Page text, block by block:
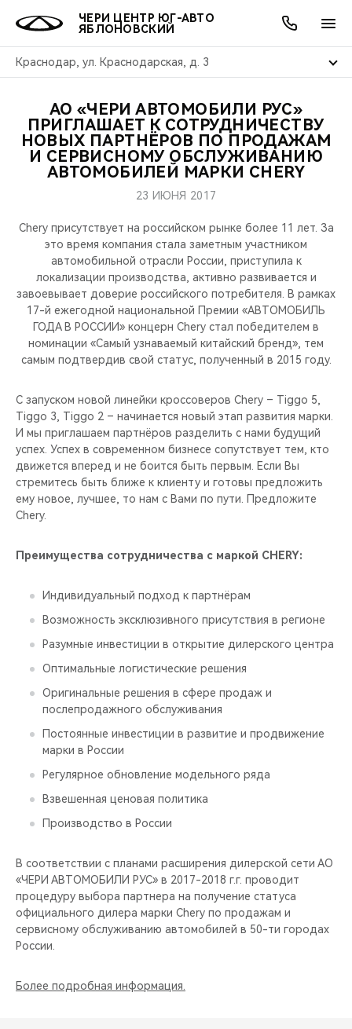
ЧЕРИ ЦЕНТР ЮГ-АВТО
ЯБЛОНОВСКИЙ
Краснодар, ул. Краснодарская, д. 3
МОДЕЛИ
ВСЕ МОДЕЛИ
НОВИНКИ
ПОКУПАТЕЛЯМ
ВЫБОР И ПОКУПКА
КРЕДИТ И СТРАХОВАНИЕ
ВЛАДЕЛЬЦАМ
СЕРВИС
ЗАПЧАСТИ И АКСЕССУАРЫ
ПОДДЕРЖКА
CHERY CONNECT
МИР CHERY
АКСЕССУАРЫ
CHERY В СОЦСЕТЯХ
ЛЮДИ CHERY
БЛАГОТВОРИТЕЛЬНОСТЬ
CHERY И СПОРТ
НАШИ МЕРОПРИЯТИЯ
ВИДЕООБЗОРЫ
CHERY ДЛЯ ДЕТЕЙ
АКЦИИ
ВЫГОДЫ И АКЦИИ
ОНЛАЙН СЕРВИСЫ
ВЫБОР И ПОКУПКА
О КОМПАНИИ
О НАС
АО «ЧЕРИ АВТОМОБИЛИ РУС»
ПРИГЛАШАЕТ К СОТРУДНИЧЕСТВУ
НОВЫХ ПАРТНЁРОВ ПО ПРОДАЖАМ
И СЕРВИСНОМУ ОБСЛУЖИВАНИЮ
АВТОМОБИЛЕЙ МАРКИ CHERY
23 ИЮНЯ 2017
Chery присутствует на российском рынке более 11 лет. За
это время компания стала заметным участником
автомобильной отрасли России, приступила к
локализации производства, активно развивается и
завоевывает доверие российского потребителя. В рамках
17-й ежегодной национальной Премии «АВТОМОБИЛЬ
ГОДА В РОССИИ» концерн Chery стал победителем в
номинации «Самый узнаваемый китайский бренд», тем
самым подтвердив свой статус, полученный в 2015 году.
С запуском новой линейки кроссоверов Chery – Tiggo 5,
Tiggo 3, Tiggo 2 – начинается новый этап развития марки.
И мы приглашаем партнёров разделить с нами будущий
успех. Успех в современном бизнесе сопутствует тем, кто
движется вперед и не боится быть первым. Если Вы
стремитесь быть ближе к клиенту и готовы предложить
ему новое, лучшее, то нам с Вами по пути. Предложите
Chery.
Преимущества сотрудничества с маркой CHERY:
Индивидуальный подход к партнёрам
Возможность эксклюзивного присутствия в регионе
Разумные инвестиции в открытие дилерского центра
Оптимальные логистические решения
Оригинальные решения в сфере продаж и
послепродажного обслуживания
Постоянные инвестиции в развитие и продвижение
марки в России
Регулярное обновление модельного ряда
Взвешенная ценовая политика
Производство в России
В соответствии с планами расширения дилерской сети АО
«ЧЕРИ АВТОМОБИЛИ РУС» в 2017-2018 г.г. проводит
процедуру выбора партнера на получение статуса
официального дилера марки Chery по продажам и
сервисному обслуживанию автомобилей в 50-ти городах
России.
Более подробная информация.